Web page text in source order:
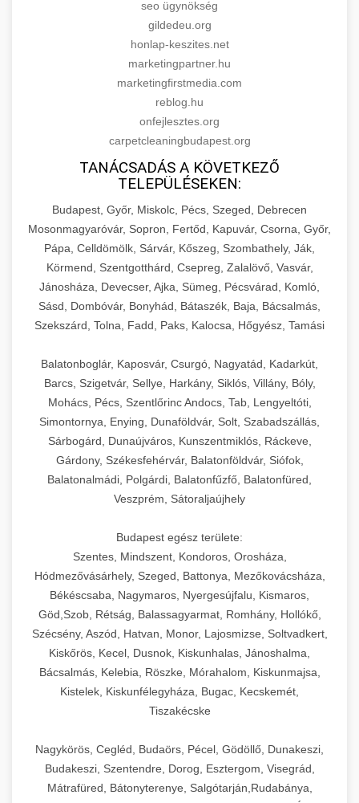
seo ügynökség
gildedeu.org
honlap-keszites.net
marketingpartner.hu
marketingfirstmedia.com
reblog.hu
onfejlesztes.org
carpetcleaningbudapest.org
TANÁCSADÁS A KÖVETKEZŐ
TELEPÜLÉSEKEN:
Budapest, Győr, Miskolc, Pécs, Szeged, Debrecen
Mosonmagyaróvár, Sopron, Fertőd, Kapuvár, Csorna, Győr,
Pápa, Celldömölk, Sárvár, Kőszeg, Szombathely, Ják,
Körmend, Szentgotthárd, Csepreg, Zalalövő, Vasvár,
Jánosháza, Devecser, Ajka, Sümeg, Pécsvárad, Komló,
Sásd, Dombóvár, Bonyhád, Bátaszék, Baja, Bácsalmás,
Szekszárd, Tolna, Fadd, Paks, Kalocsa, Hőgyész, Tamási
Balatonboglár, Kaposvár, Csurgó, Nagyatád, Kadarkút,
Barcs, Szigetvár, Sellye, Harkány, Siklós, Villány, Bóly,
Mohács, Pécs, Szentlőrinc Andocs, Tab, Lengyeltóti,
Simontornya, Enying, Dunaföldvár, Solt, Szabadszállás,
Sárbogárd, Dunaújváros, Kunszentmiklós, Ráckeve,
Gárdony, Székesfehérvár, Balatonföldvár, Siófok,
Balatonalmádi, Polgárdi, Balatonfűzfő, Balatonfüred,
Veszprém, Sátoraljaújhely
Budapest egész területe:
Szentes, Mindszent, Kondoros, Orosháza,
Hódmezővásárhely, Szeged, Battonya, Mezőkovácsháza,
Békéscsaba, Nagymaros, Nyergesújfalu, Kismaros,
Göd,Szob, Rétság, Balassagyarmat, Romhány, Hollókő,
Szécsény, Aszód, Hatvan, Monor, Lajosmizse, Soltvadkert,
Kiskőrös, Kecel, Dusnok, Kiskunhalas, Jánoshalma,
Bácsalmás, Kelebia, Röszke, Mórahalom, Kiskunmajsa,
Kistelek, Kiskunfélegyháza, Bugac, Kecskemét,
Tiszakécske
Nagykörös, Cegléd, Budaörs, Pécel, Gödöllő, Dunakeszi,
Budakeszi, Szentendre, Dorog, Esztergom, Visegrád,
Mátrafüred, Bátonyterenye, Salgótarján,Rudabánya,